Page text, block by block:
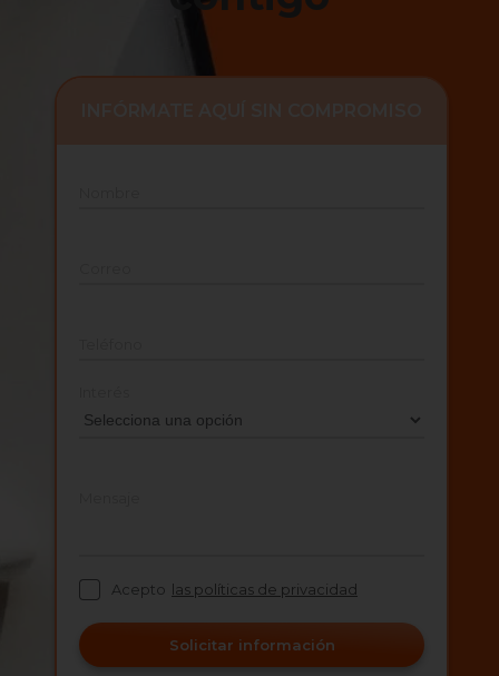
Acepto las políticas de privacidad
Solicitar información